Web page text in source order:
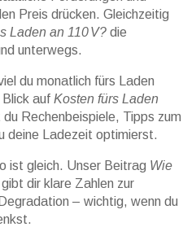
Preis drücken. Gleichzeitig
Laden an 110 V? die
unterwegs.
du monatlich fürs Laden
auf Kosten fürs Laden
Rechenbeispiele, Tipps zum
deine Ladezeit optimierst.
ist gleich. Unser Beitrag Wie
gibt dir klare Zahlen zur
– wichtig, wenn du